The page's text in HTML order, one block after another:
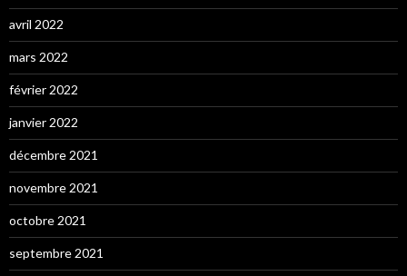
avril 2022
mars 2022
février 2022
janvier 2022
décembre 2021
novembre 2021
octobre 2021
septembre 2021